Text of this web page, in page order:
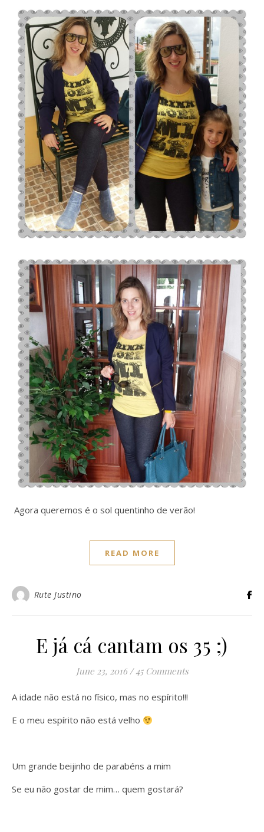
Agora queremos é o sol quentinho de verão!
READ MORE
Rute Justino
E já cá cantam os 35 ;)
June 23, 2016 / 45 Comments
A idade não está no físico, mas no espírito!!!
E o meu espírito não está velho
Um grande beijinho de parabéns a mim
Se eu não gostar de mim… quem gostará?